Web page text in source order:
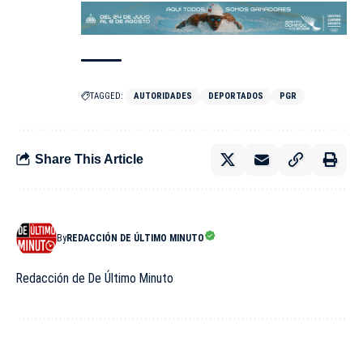
TAGGED: AUTORIDADES DEPORTADOS PGR
Share This Article
ByREDACCIÓN DE ÚLTIMO MINUTO
Redacción de De Último Minuto